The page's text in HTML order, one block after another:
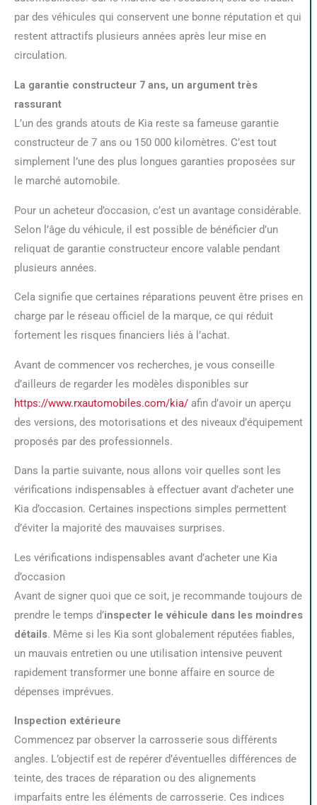
par des véhicules qui conservent une bonne réputation et qui
restent attractifs plusieurs années après leur mise en
circulation.
La garantie constructeur 7 ans, un argument très
rassurant
L’un des grands atouts de Kia reste sa fameuse garantie
constructeur de 7 ans ou 150 000 kilomètres. C’est tout
simplement l’une des plus longues garanties proposées sur
le marché automobile.
Pour un acheteur d’occasion, c’est un avantage considérable.
Selon l’âge du véhicule, il est possible de bénéficier d’un
reliquat de garantie constructeur encore valable pendant
plusieurs années.
Cela signifie que certaines réparations peuvent être prises en
charge par le réseau officiel de la marque, ce qui réduit
fortement les risques financiers liés à l’achat.
Avant de commencer vos recherches, je vous conseille
d’ailleurs de regarder les modèles disponibles sur
https://www.rxautomobiles.com/kia/ afin d’avoir un aperçu
des versions, des motorisations et des niveaux d’équipement
proposés par des professionnels.
Dans la partie suivante, nous allons voir quelles sont les
vérifications indispensables à effectuer avant d’acheter une
Kia d’occasion. Certaines inspections simples permettent
d’éviter la majorité des mauvaises surprises.
Les vérifications indispensables avant d’acheter une Kia
d’occasion
Avant de signer quoi que ce soit, je recommande toujours de
prendre le temps d’inspecter le véhicule dans les moindres
détails. Même si les Kia sont globalement réputées fiables,
un mauvais entretien ou une utilisation intensive peuvent
rapidement transformer une bonne affaire en source de
dépenses imprévues.
Inspection extérieure
Commencez par observer la carrosserie sous différents
angles. L’objectif est de repérer d’éventuelles différences de
teinte, des traces de réparation ou des alignements
imparfaits entre les éléments de carrosserie. Ces indices